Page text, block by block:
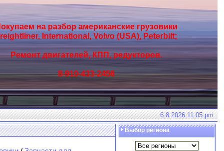
на разбор американские грузовики
International, Volvo (USA), Peterbilt;
Ремонт двигателей, КПП, редукторов.
8-910-433-2456
6.8.2026 11:05 pm.
Выбор региона